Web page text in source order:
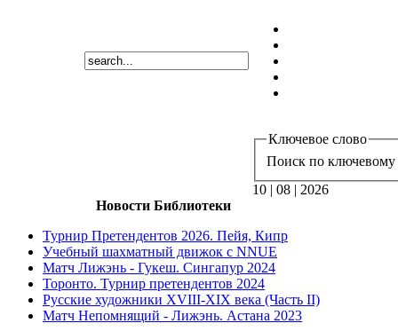
Ключевое слово
Поиск по ключевому
10 | 08 | 2026
Новости Библиотеки
Турнир Претендентов 2026. Пейя, Кипр
Учебный шахматный движок с NNUE
Матч Лижэнь - Гукеш. Сингапур 2024
Торонто. Турнир претендентов 2024
Русские художники XVIII-XIX века (Часть II)
Матч Непомнящий - Лижэнь. Астана 2023